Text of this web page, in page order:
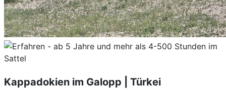
Kappadokien im Galopp | Türkei